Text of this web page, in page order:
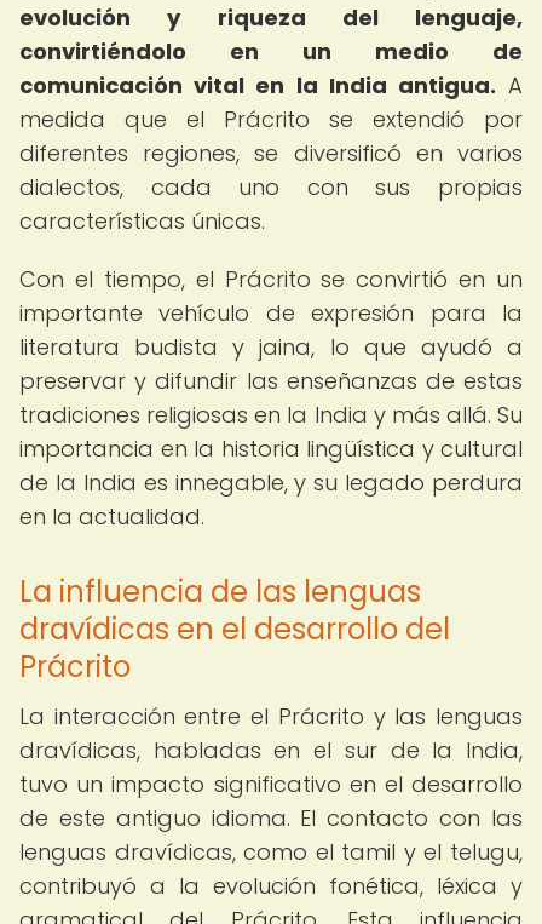
evolución y riqueza del lenguaje,
convirtiéndolo en un medio de
comunicación vital en la India antigua. A
medida que el Prácrito se extendió por
diferentes regiones, se diversificó en varios
dialectos, cada uno con sus propias
características únicas.
Con el tiempo, el Prácrito se convirtió en un
importante vehículo de expresión para la
literatura budista y jaina, lo que ayudó a
preservar y difundir las enseñanzas de estas
tradiciones religiosas en la India y más allá. Su
importancia en la historia lingüística y cultural
de la India es innegable, y su legado perdura
en la actualidad.
La influencia de las lenguas
dravídicas en el desarrollo del
Prácrito
La interacción entre el Prácrito y las lenguas
dravídicas, habladas en el sur de la India,
tuvo un impacto significativo en el desarrollo
de este antiguo idioma. El contacto con las
lenguas dravídicas, como el tamil y el telugu,
contribuyó a la evolución fonética, léxica y